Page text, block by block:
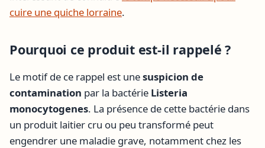
cuire une quiche lorraine.
Pourquoi ce produit est-il rappelé ?
Le motif de ce rappel est unesuspicion de
contamination par la bactérie Listeria
monocytogenes. La présence de cette bactérie dans
un produit laitier cru ou peu transformé peut
engendrer une maladie grave, notamment chez les